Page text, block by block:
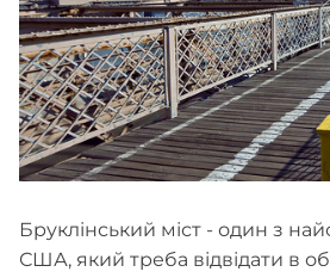
Бруклінський міст - один з
США, який треба відвідати в